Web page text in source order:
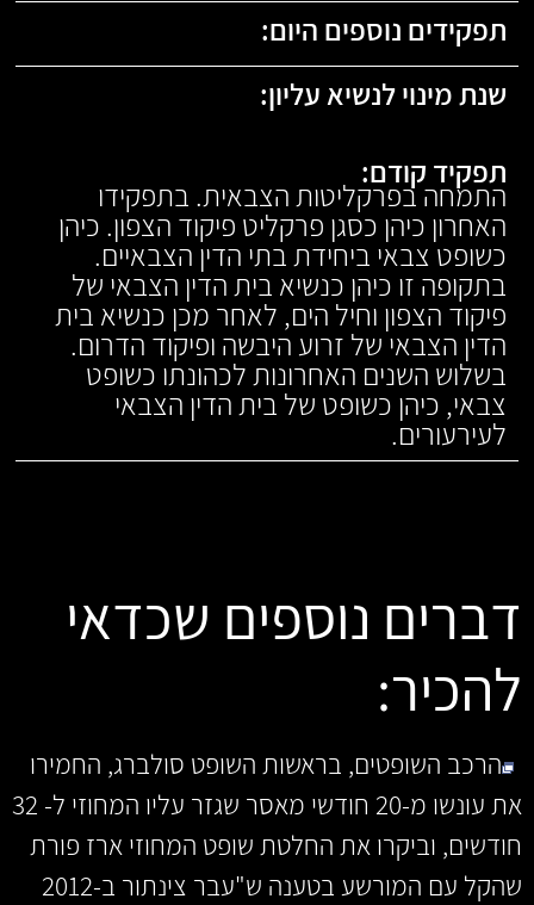
תפקידים נוספים היום:
שנת מינוי לנשיא עליון:
תפקיד קודם:
התמחה בפרקליטות הצבאית. בתפקידו
האחרון כיהן כסגן פרקליט פיקוד הצפון. כיהן
כשופט צבאי ביחידת בתי הדין הצבאיים.
בתקופה זו כיהן כנשיא בית הדין הצבאי של
פיקוד הצפון וחיל הים, לאחר מכן כנשיא בית
הדין הצבאי של זרוע היבשה ופיקוד הדרום.
בשלוש השנים האחרונות לכהונתו כשופט
צבאי, כיהן כשופט של בית הדין הצבאי
לעירעורים.
דברים נוספים שכדאי
להכיר:
הרכב השופטים, בראשות השופט סולברג, החמירו
את עונשו מ-20 חודשי מאסר שגזר עליו המחוזי ל- 32
חודשים, וביקרו את החלטת שופט המחוזי ארז פורת
שהקל עם המורשע בטענה ש"עבר צינתור ב-2012